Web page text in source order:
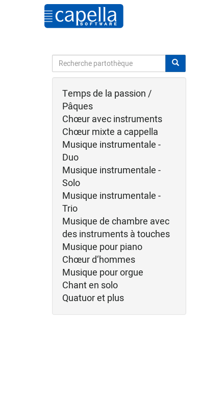
Temps de la passion /
Pâques
Chœur avec instruments
Chœur mixte a cappella
Musique instrumentale -
Duo
Musique instrumentale -
Solo
Musique instrumentale -
Trio
Musique de chambre avec
des instruments à touches
Musique pour piano
Chœur d‘hommes
Musique pour orgue
Chant en solo
Quatuor et plus